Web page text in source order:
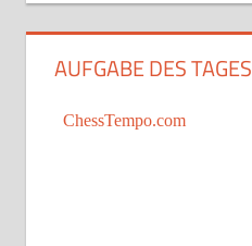
AUFGABE DES TAGES